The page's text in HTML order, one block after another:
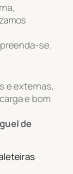
se.
e externas,
e bom
de